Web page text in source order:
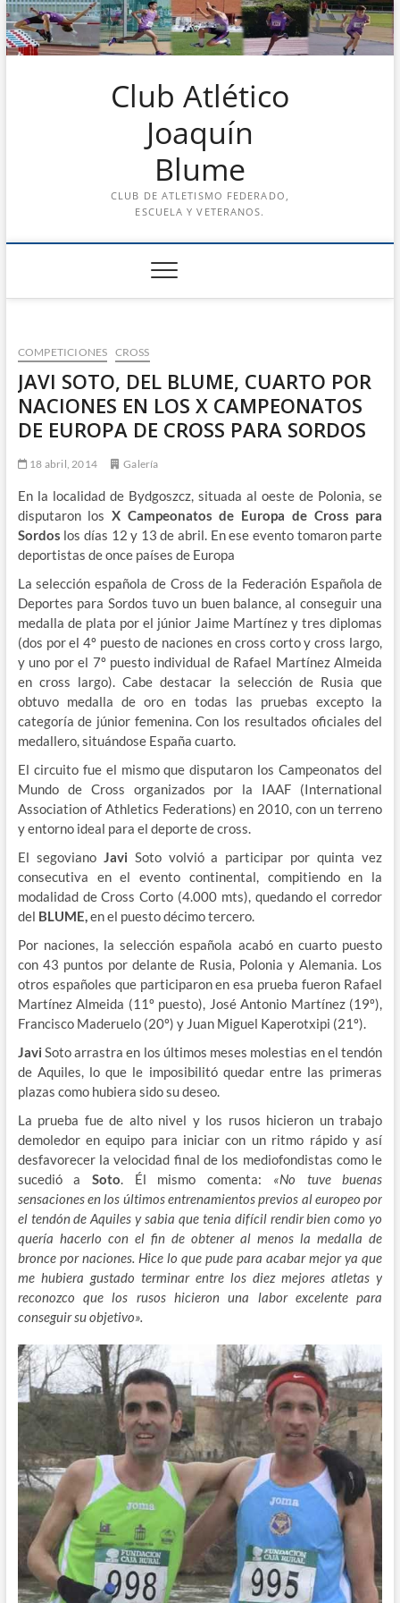
Saltar
al
contenido
Club Atlético
Joaquín
Blume
CLUB DE ATLETISMO FEDERADO,
ESCUELA Y VETERANOS.
COMPETICIONES CROSS
JAVI SOTO, DEL BLUME, CUARTO POR
NACIONES EN LOS X CAMPEONATOS
DE EUROPA DE CROSS PARA SORDOS
18 abril, 2014 Galería
En la localidad de Bydgoszcz, situada al oeste de Polonia, se
disputaron losX Campeonatos de Europa de Cross para
Sordos los días 12 y 13 de abril. En ese evento tomaron parte
deportistas de once países de Europa
La selección española de Cross de la Federación Española de
Deportes para Sordos tuvo un buen balance, al conseguir una
medalla de plata por el júnior Jaime Martínez y tres diplomas
(dos por el 4º puesto de naciones en cross corto y cross largo,
y uno por el 7º puesto individual de Rafael Martínez Almeida
en cross largo). Cabe destacar la selección de Rusia que
obtuvo medalla de oro en todas las pruebas excepto la
categoría de júnior femenina. Con los resultados oficiales del
medallero, situándose España cuarto.
El circuito fue el mismo que disputaron los Campeonatos del
Mundo de Cross organizados por la IAAF (International
Association of Athletics Federations) en 2010, con un terreno
y entorno ideal para el deporte de cross.
El segoviano Javi Soto volvió a participar por quinta vez
consecutiva en el evento continental, compitiendo en la
modalidad de Cross Corto (4.000 mts), quedando el corredor
del BLUME,en el puesto décimo tercero.
Por naciones, la selección española acabó en cuarto puesto
con 43 puntos por delante de Rusia, Polonia y Alemania. Los
otros españoles que participaron en esa prueba fueron Rafael
Martínez Almeida (11º puesto), José Antonio Martínez (19º),
Francisco Maderuelo (20º) y Juan Miguel Kaperotxipi (21º).
Javi Soto arrastra en los últimos meses molestias en el tendón
de Aquiles, lo que le imposibilitó quedar entre las primeras
plazas como hubiera sido su deseo.
La prueba fue de alto nivel y los rusos hicieron un trabajo
demoledor en equipo para iniciar con un ritmo rápido y así
desfavorecer la velocidad final de los mediofondistas como le
sucedió aSoto. Él mismo comenta: «No tuve buenas
sensaciones en los últimos entrenamientos previos al europeo por
el tendón de Aquiles y sabia que tenia difícil rendir bien como yo
quería hacerlo con el fin de obtener al menos la medalla de
bronce por naciones. Hice lo que pude para acabar mejor ya que
me hubiera gustado terminar entre los diez mejores atletas y
reconozco que los rusos hicieron una labor excelente para
conseguir su objetivo».